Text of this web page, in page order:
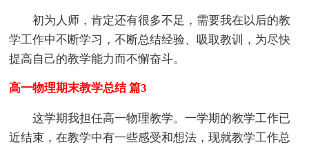
初为人师，肯定还有很多不足，需要我在以后的教
学工作中不断学习，不断总结经验、吸取教训，为尽快
提高自己的教学能力而不懈奋斗。
高一物理期末教学总结 篇3
这学期我担任高一物理教学。一学期的教学工作已
近结束，在教学中有一些感受和想法，现就教学工作总